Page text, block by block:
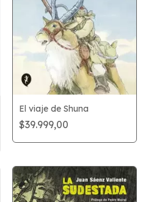
El viaje de Shuna
$39.999,00